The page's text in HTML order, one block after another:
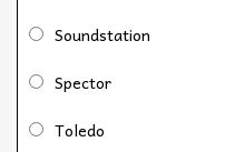
Soundstation
Spector
Toledo